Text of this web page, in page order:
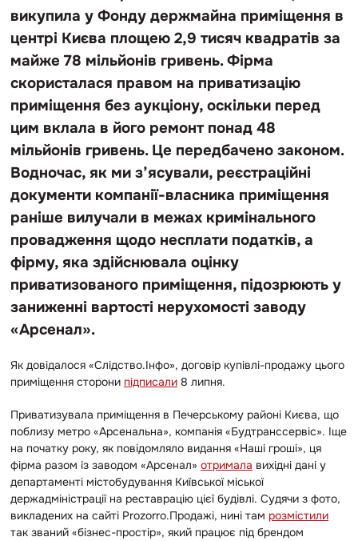
викупила у Фонду держмайна приміщення в
центрі Києва площею 2,9 тисяч квадратів за
майже 78 мільйонів гривень. Фірма
скористалася правом на приватизацію
приміщення без аукціону, оскільки перед
цим вклала в його ремонт понад 48
мільйонів гривень. Це передбачено законом.
Водночас, як ми з’ясували, реєстраційні
документи компанії-власника приміщення
раніше вилучали в межах кримінального
провадження щодо несплати податків, а
фірму, яка здійснювала оцінку
приватизованого приміщення, підозрюють у
заниженні вартості нерухомості заводу
«Арсенал».
Як довідалося «Слідство.Інфо», договір купівлі-продажу цього
приміщення сторони підписали 8 липня.
Приватизувала приміщення в Печерському районі Києва, що
поблизу метро «Арсенальна», компанія «Будтранссервіс». Іще
на початку року, як повідомляло видання «Наші гроші», ця
фірма разом із заводом «Арсенал» отримала вихідні дані у
департаменті містобудування Київської міської
держадміністрації на реставрацію цієї будівлі. Судячи з фото,
викладених на сайті Prozorro.Продажі, нині там розмістили
так званий «бізнес-простір», який працює під брендом